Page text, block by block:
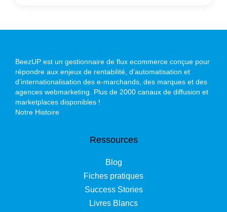
BeezUP est un gestionnaire de flux ecommerce conçue pour
répondre aux enjeux de rentabilité, d’automatisation et
d’internationalisation des e-marchands, des marques et des
agences webmarketing. Plus de 2000 canaux de diffusion et
marketplaces disponibles !
Notre Histoire
Ressources
Blog
Fiches pratiques
Success Stories
Livres Blancs